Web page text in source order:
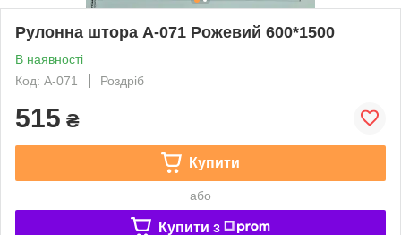
Рулонна штора А-071 Рожевий 600*1500
В наявності
Код: А-071
Роздріб
515 ₴
Купити
або
Купити з